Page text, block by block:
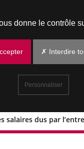
salaires dus par
son salarié
donne le contrôle
✗ Interdire
Personnaliser